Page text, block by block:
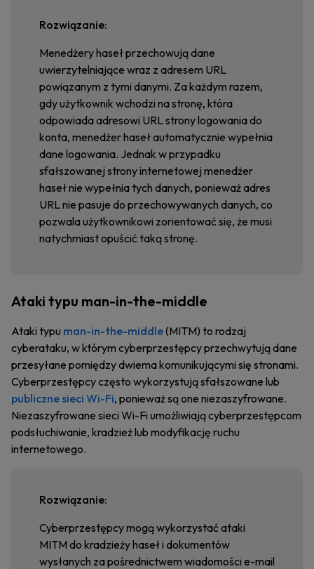
Rozwiązanie:
Menedżery haseł przechowują dane
uwierzytelniające wraz z adresem URL
powiązanym z tymi danymi. Za każdym razem,
gdy użytkownik wchodzi na stronę, która
odpowiada adresowi URL strony logowania do
konta, menedżer haseł automatycznie wypełnia
dane logowania. Jednak w przypadku
sfałszowanej strony internetowej menedżer
haseł nie wypełnia tych danych, ponieważ adres
URL nie pasuje do przechowywanych danych, co
pozwala użytkownikowi zorientować się, że musi
natychmiast opuścić taką stronę.
Ataki typu man-in-the-middle
Ataki typu man-in-the-middle(MITM) to rodzaj
cyberataku, w którym cyberprzestępcy przechwytują dane
przesyłane pomiędzy dwiema komunikującymi się stronami.
Cyberprzestępcy często wykorzystują sfałszowane lub
publiczne sieci Wi-Fi, ponieważ są one niezaszyfrowane.
Niezaszyfrowane sieci Wi-Fi umożliwiają cyberprzestępcom
podsłuchiwanie, kradzież lub modyfikację ruchu
internetowego.
Rozwiązanie:
Cyberprzestępcy mogą wykorzystać ataki
MITM do kradzieży haseł i dokumentów
wysłanych za pośrednictwem wiadomości e-mail